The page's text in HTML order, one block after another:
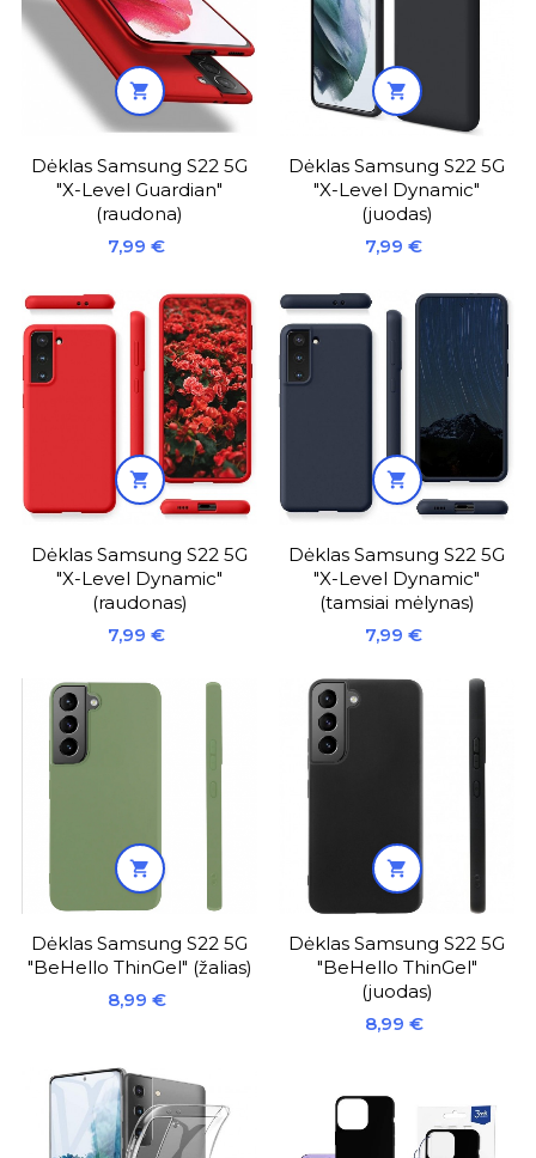

Dėklas Samsung S22 5G
"X-Level Guardian"
(raudona)
Kaina
7,99 €

Dėklas Samsung S22 5G
"X-Level Dynamic"
(juodas)
Kaina
7,99 €

Dėklas Samsung S22 5G
"X-Level Dynamic"
(raudonas)
Kaina
7,99 €

Dėklas Samsung S22 5G
"X-Level Dynamic"
(tamsiai mėlynas)
Kaina
7,99 €

Dėklas Samsung S22 5G
"BeHello ThinGel" (žalias)
Kaina
8,99 €

Dėklas Samsung S22 5G
"BeHello ThinGel"
(juodas)
Kaina
8,99 €